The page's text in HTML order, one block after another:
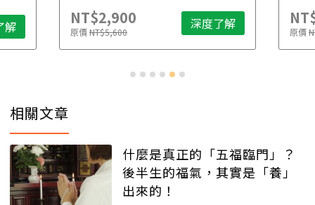
解 NT$2,900
原價NT$5,600 深度了解 原價
相關文章
什麼是真正的「五福臨門」？
後半生的福氣，其實是「養」
出來的！